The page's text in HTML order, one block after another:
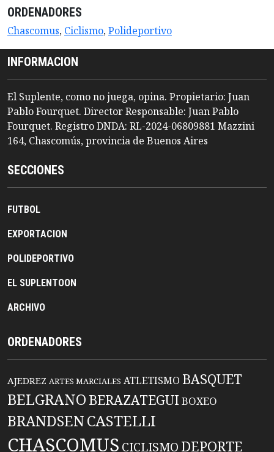
ORDENADORES
Chascomus, Ciclismo,Polideportivo
INFORMACION
El Suplente, como no juega, opina. Propietario: Juan
Pablo Fourquet. Director Responsable: Juan Pablo
Fourquet. Registro DNDA: RL-2024-06809881 Mazzini
164, Chascomús, provincia de Buenos Aires
SECCIONES
FUTBOL
EXPORTACION
POLIDEPORTIVO
EL SUPLENTOON
ARCHIVO
ORDENADORES
AJEDREZ ARTES MARCIALES ATLETISMO BASQUET
BELGRANO BERAZATEGUIBOXEO
BRANDSENCASTELLI
CHASCOMUS CICLISMO DEPORTE